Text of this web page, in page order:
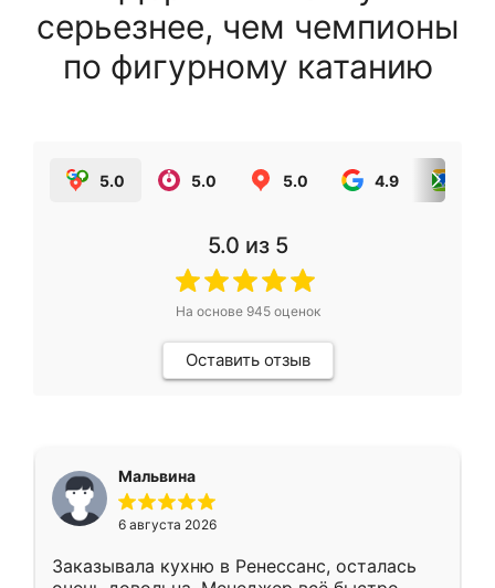
серьезнее, чем чемпионы
по фигурному катанию
5.0 5.0 5.0 4.9
5.0 из 5
На основе 945оценок
Оставить отзыв
Мальвина
6 августа 2026
Заказывала кухню в Ренессанс, осталась